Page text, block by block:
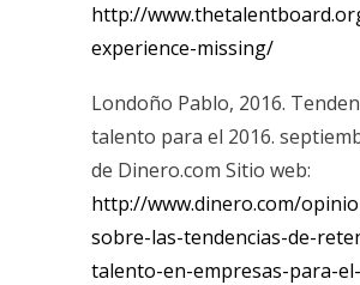
http://
experience-missing/
Londoño Pablo, 2016.
talento para el 2016.
de Dinero.com Sitio web:
http://www.dinero.com/
sobre-las-tendencias-de-
talento-en-empresas-para-el-